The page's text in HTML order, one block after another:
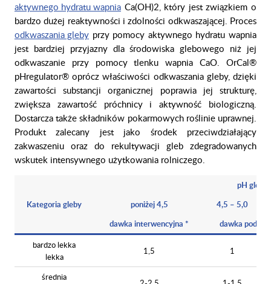
aktywnego hydratu wapniaCa(OH)2, który jest związkiem o
bardzo dużej reaktywności i zdolności odkwaszającej. Proces
odkwaszania glebyprzy pomocy aktywnego hydratu wapnia
jest bardziej przyjazny dla środowiska glebowego niż jej
odkwaszanie przy pomocy tlenku wapnia CaO. OrCal®
pHregulator® oprócz właściwości odkwaszania gleby, dzięki
zawartości substancji organicznej poprawia jej strukturę,
zwiększa zawartość próchnicy i aktywność biologiczną.
Dostarcza także składników pokarmowych roślinie uprawnej.
Produkt zalecany jest jako środek przeciwdziałający
zakwaszeniu oraz do rekultywacji gleb zdegradowanych
wskutek intensywnego użytkowania rolniczego.
Kategoria gleby
pH gleby
poniżej 4,5
4,5 – 5,0
dawka interwencyjna *
dawka
bardzo lekka
lekka
1,5 1
średnia